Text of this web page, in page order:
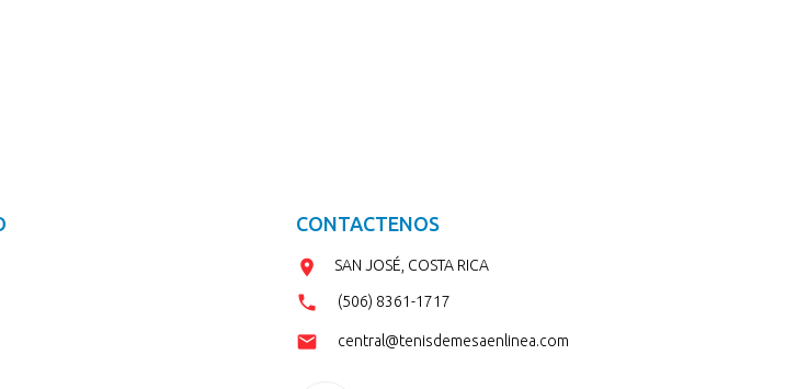
CONTACTENOS
SAN JOSÉ, COSTA RICA
(506) 8361-1717
central@tenisdemesaenlinea.com